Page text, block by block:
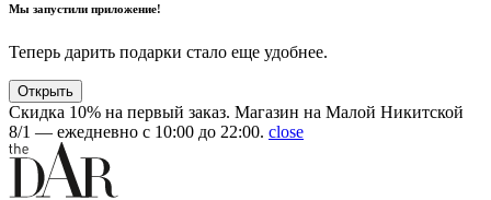
Мы запустили приложение!
Теперь дарить подарки стало еще удобнее.
Открыть
Скидка 10% на первый заказ. Магазин на Малой Никитской
8/1 — ежедневно с 10:00 до 22:00. close